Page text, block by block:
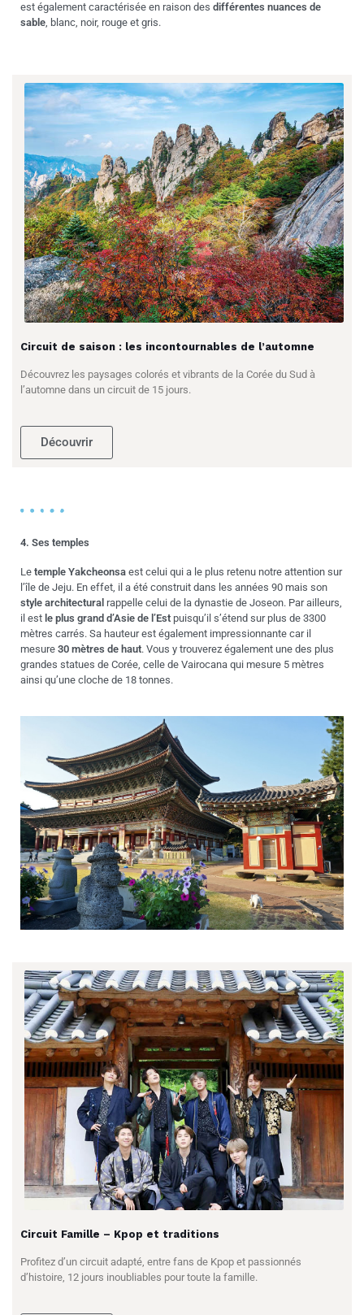
est également caractérisée en raison des différentes nuances de
sable, blanc, noir, rouge et gris.
Circuit de saison : les incontournables de l’automne
Découvrez les paysages colorés et vibrants de la Corée du Sud à
l’automne dans un circuit de 15 jours.
Découvrir
4. Ses temples
Le temple Yakcheonsa est celui qui a le plus retenu notre attention sur
l’île de Jeju. En effet, il a été construit dans les années 90 mais son
style architectural rappelle celui de la dynastie de Joseon. Par ailleurs,
il est le plus grand d’Asie de l’Est puisqu’il s’étend sur plus de 3300
mètres carrés. Sa hauteur est également impressionnante car il
mesure 30 mètres de haut. Vous y trouverez également une des plus
grandes statues de Corée, celle de Vairocana qui mesure 5 mètres
ainsi qu’une cloche de 18 tonnes.
Circuit Famille – Kpop et traditions
Profitez d’un circuit adapté, entre fans de Kpop et passionnés
d’histoire, 12 jours inoubliables pour toute la famille.